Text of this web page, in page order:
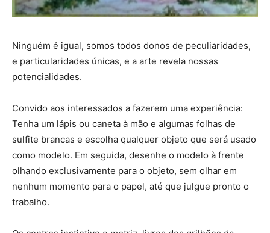
Ninguém é igual, somos todos donos de peculiaridades,
e particularidades únicas, e a arte revela nossas
potencialidades.
Convido aos interessados a fazerem uma experiência:
Tenha um lápis ou caneta à mão e algumas folhas de
sulfite brancas e escolha qualquer objeto que será usado
como modelo. Em seguida, desenhe o modelo à frente
olhando exclusivamente para o objeto, sem olhar em
nenhum momento para o papel, até que julgue pronto o
trabalho.